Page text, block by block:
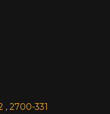
, 2700-331